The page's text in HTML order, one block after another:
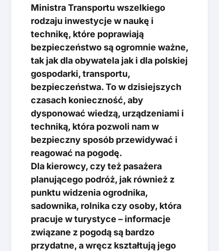
Ministra Transportu wszelkiego
rodzaju inwestycje w naukę i
technikę, które poprawiają
bezpieczeństwo są ogromnie ważne,
tak jak dla obywatela jak i dla polskiej
gospodarki, transportu,
bezpieczeństwa. To w dzisiejszych
czasach konieczność, aby
dysponować wiedzą, urządzeniami i
techniką, która pozwoli nam w
bezpieczny sposób przewidywać i
reagować na pogodę.
Dla kierowcy, czy też pasażera
planującego podróż, jak również z
punktu widzenia ogrodnika,
sadownika, rolnika czy osoby, która
pracuje w turystyce – informacje
związane z pogodą są bardzo
przydatne, a wręcz kształtują jego